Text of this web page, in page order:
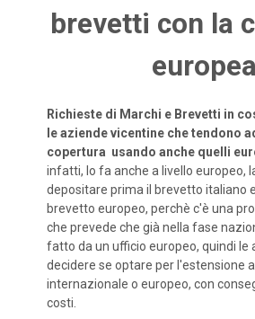
brevetti con la
Richieste di Marchi e Brevetti in
le aziende vicentine che tendono
copertura usando anche quelli
infatti, lo fa anche a livello europeo,
depositare prima il brevetto italiano
brevetto europeo, perchè c'è una
che prevede che già nella fase
fatto da un ufficio europeo, quindi le
decidere se optare per l'estensione
internazionale o europeo, con
costi.